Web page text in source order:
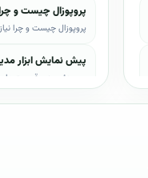
پروپوزال چیست و چرا
پروپوزال چیست و چرا
پیش نمایش ابزار
در ویدئوی زیر